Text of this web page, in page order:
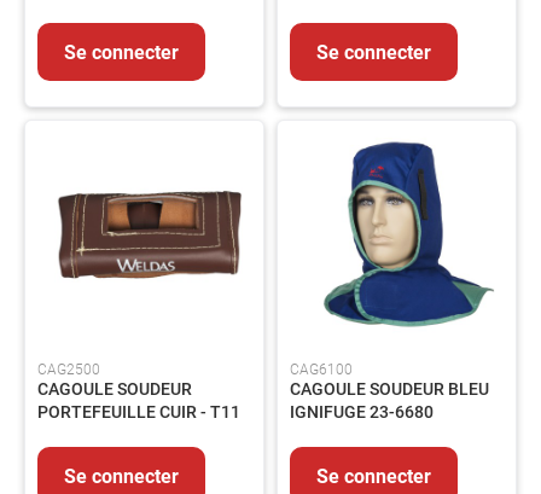
Traçage
EQUIPEMENTS
Signalisation
Echelle
-
Barrière
Manutention
Assainissement
Automobile
Autres
Equipements
Se connecter Se connecter
CAG2500
CAGOULE SOUDEUR
PORTEFEUILLE CUIR - T11
Se connecter
CAG6100
CAGOULE SOUDEUR BLEU
IGNIFUGE 23-6680
Se connecter